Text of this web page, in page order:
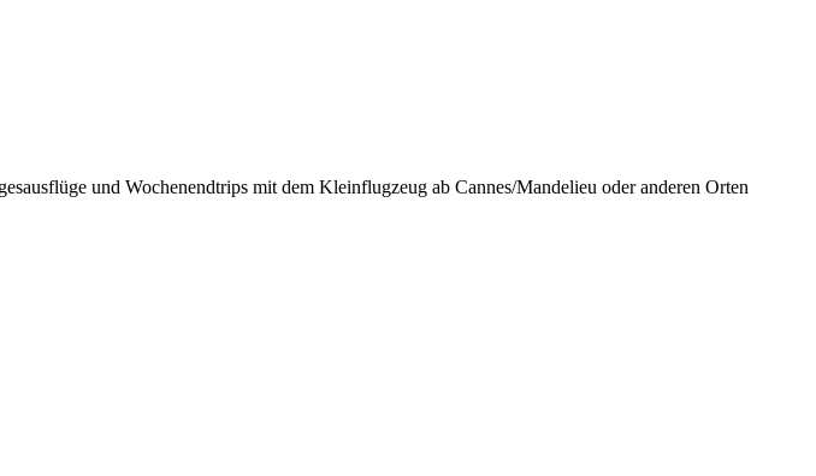
und Wochenendtrips mit dem Kleinflugzeug ab Cannes/Mandelieu oder anderen Orten